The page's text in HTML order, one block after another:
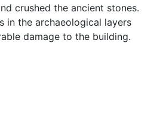
crushed the ancient stones.
in the archaeological layers
damage to the building.